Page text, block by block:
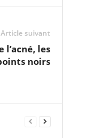
Article suivant
les
noirs